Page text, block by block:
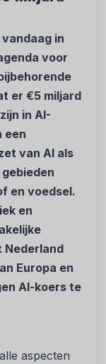
in
voor
er €5 miljard
in AI-
een
van AI als
en voedsel.
en
Nederland
Europa en
AI-koers te
aspecten